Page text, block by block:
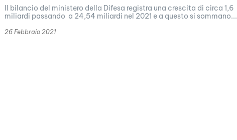
Il bilancio del ministero della Difesa registra una crescita di circa 1,6
miliardi passando a 24,54 miliardi nel 2021 e a questo si sommano...
26 Febbraio 2021